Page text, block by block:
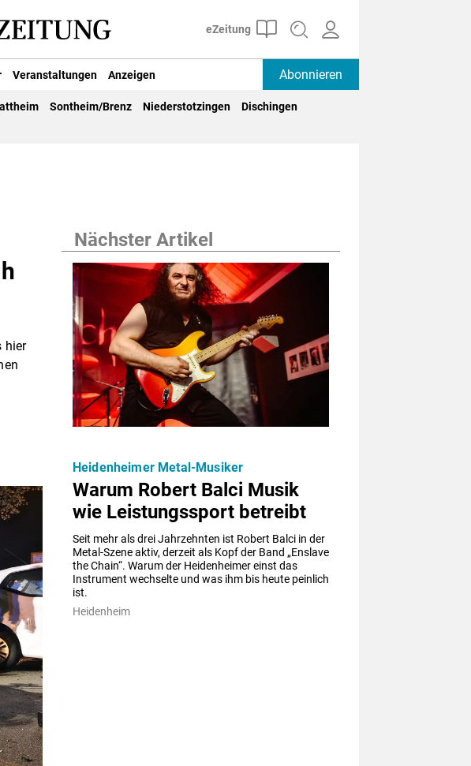
Veranstaltungen Anzeigen Abonnieren
Sontheim/Brenz Niederstotzingen
Dischingen
hier
Nächster Artikel
Warum Robert Balci Musik
wie Leistungssport betreibt
Seit mehr als drei Jahrzehnten ist Robert Balci in der
Metal-Szene aktiv, derzeit als Kopf der Band „Enslave
the Chain“. Warum der Heidenheimer einst das
Instrument wechselte und was ihm bis heute peinlich
ist.
Heidenheimer Metal-Musiker
Heidenheim